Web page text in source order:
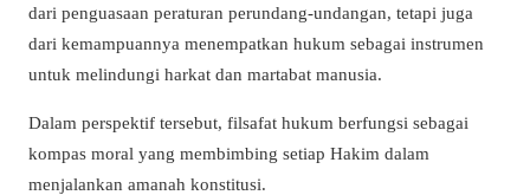
dari penguasaan peraturan perundang-undangan, tetapi juga
dari kemampuannya menempatkan hukum sebagai instrumen
untuk melindungi harkat dan martabat manusia.
Dalam perspektif tersebut, filsafat hukum berfungsi sebagai
kompas moral yang membimbing setiap Hakim dalam
menjalankan amanah konstitusi.